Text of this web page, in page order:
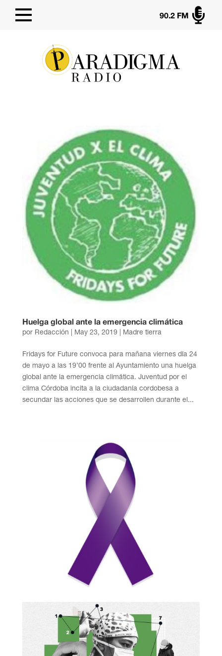

90.2 FM
Huelga global ante la emergencia climática
por Redacción May 23, 2019 Madre tierra
Fridays for Future convoca para mañana viernes día 24
de mayo a las 19’00 frente al Ayuntamiento una huelga
global ante la emergencia climática. Juventud por el
clima Córdoba incita a la ciudadanía cordobesa a
secundar las acciones que se desarrollen durante el...